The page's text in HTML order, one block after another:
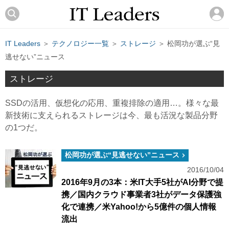
IT Leaders ＞ テクノロジー一覧 ＞ ストレージ ＞ 松岡功が選ぶ“見
逃せない”ニュース
ストレージ
SSDの活用、仮想化の応用、重複排除の適用…。様々な最
新技術に支えられるストレージは今、最も活況な製品分野
の1つだ。
松岡功が選ぶ“見逃せない”ニュース
2016/10/04
2016年9月の3本：米IT大手5社がAI分野で提
携／国内クラウド事業者3社がデータ保護強
化で連携／米Yahoo!から5億件の個人情報
流出